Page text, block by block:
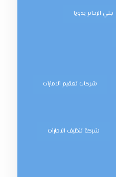
جلي الرخام يدويا
شركات تعقيم الامارات
شركة تنظيف الامارات